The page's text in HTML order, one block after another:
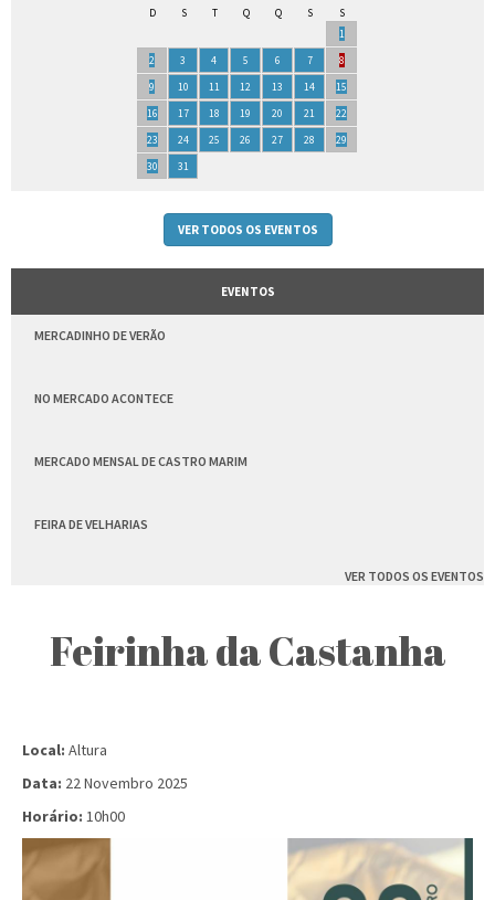
D S T Q Q S
S
1
2
3 4 5 6 7
8
9
10 11 12 13 14
15
16
17 18 19 20 21
22
23
24 25 26 27 28
29
30
31
VER TODOS OS EVENTOS
EVENTOS
MERCADINHO DE VERÃO
NO MERCADO ACONTECE
MERCADO MENSAL DE CASTRO MARIM
FEIRA DE VELHARIAS
VER TODOS OS EVENTOS
Feirinha da Castanha
Local: Altura
Data: 22 Novembro 2025
Horário: 10h00